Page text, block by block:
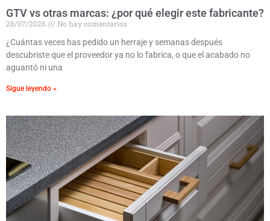
GTV vs otras marcas: ¿por qué elegir este fabricante?
28/07/2026
No hay comentarios
¿Cuántas veces has pedido un herraje y semanas después
descubriste que el proveedor ya no lo fabrica, o que el acabado no
aguantó ni una
Sigue leyendo »